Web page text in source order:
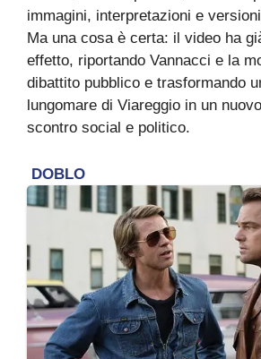
immagini, interpretazioni e
Ma una cosa è certa: il video ha
effetto, riportando Vannacci e la
dibattito pubblico e trasformando
lungomare di Viareggio in un
scontro social e politico.